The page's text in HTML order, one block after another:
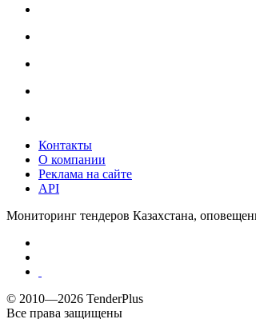
Контакты
О компании
Реклама на сайте
API
Мониторинг тендеров Казахстана,
© 2010—2026 TenderPlus
Все права защищены